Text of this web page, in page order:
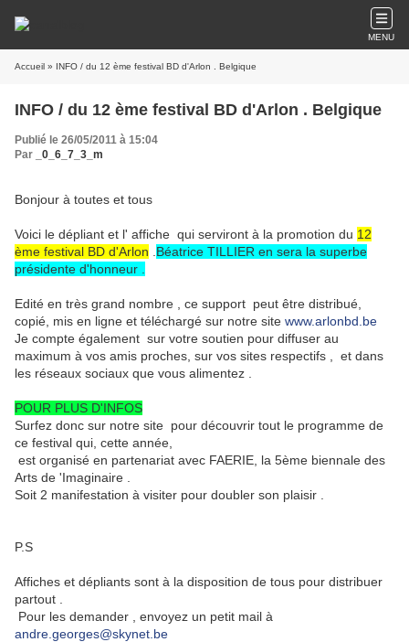
MENU
Accueil » INFO / du 12 ème festival BD d'Arlon . Belgique
INFO / du 12 ème festival BD d'Arlon . Belgique
Publié le 26/05/2011 à 15:04
Par
_0_6_7_3_m
Bonjour à toutes et tous
Voici le dépliant et l' affiche qui serviront à la promotion du 12
ème festival BD d'Arlon
Béatrice TILLIER en sera la superbe
présidente d'honneur .
Edité en très grand nombre , ce support peut être distribué,
copié, mis en ligne et téléchargé sur notre site www.arlonbd.be
Je compte également sur votre soutien pour diffuser au
maximum à vos amis proches, sur vos sites respectifs , et dans
les réseaux sociaux que vous alimentez .
POUR PLUS D'INFOS
Surfez donc sur notre site pour découvrir tout le programme de
ce festival qui, cette année,
est organisé en partenariat avec FAERIE, la 5ème biennale des
Arts de 'Imaginaire .
Soit 2 manifestation à visiter pour doubler son plaisir .
P.S
Affiches et dépliants sont à la disposition de tous pour distribuer
partout .
Pour les demander , envoyez un petit mail à
andre.georges@skynet.be